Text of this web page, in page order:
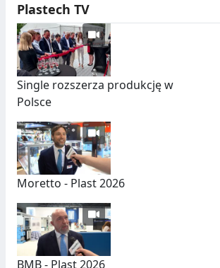
Plastech TV
Single rozszerza produkcję w
Polsce
Moretto - Plast 2026
BMB - Plast 2026